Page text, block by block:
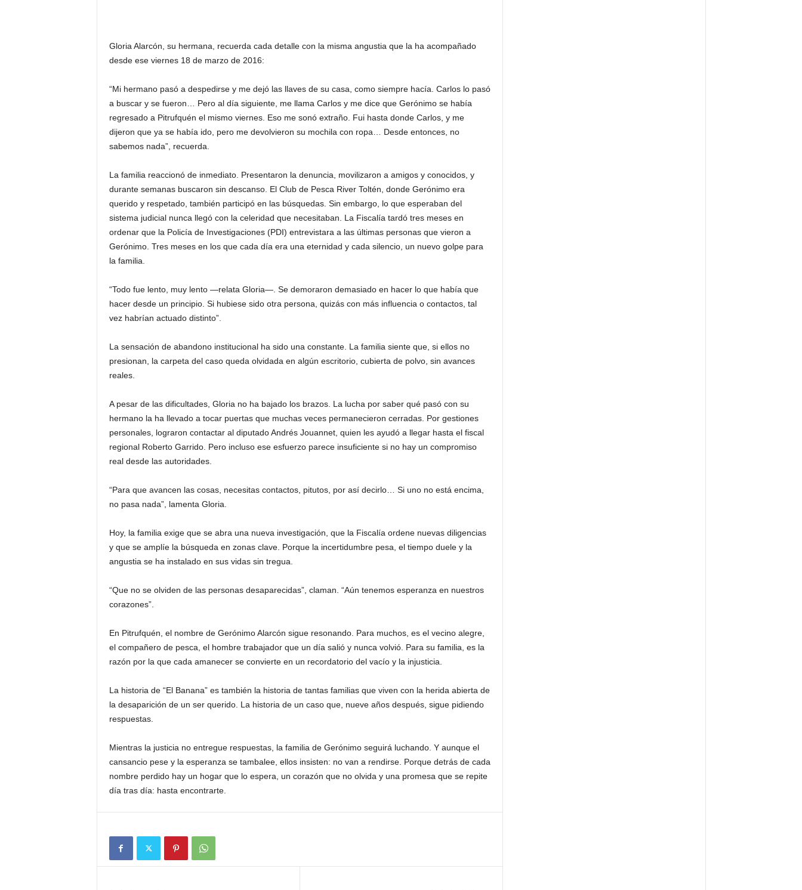
Gloria Alarcón, su hermana, recuerda cada detalle con la misma angustia que la ha acompañado
desde ese viernes 18 de marzo de 2016:
“Mi hermano pasó a despedirse y me dejó las llaves de su casa, como siempre hacía. Carlos lo pasó
a buscar y se fueron… Pero al día siguiente, me llama Carlos y me dice que Gerónimo se había
regresado a Pitrufquén el mismo viernes. Eso me sonó extraño. Fui hasta donde Carlos, y me
dijeron que ya se había ido, pero me devolvieron su mochila con ropa… Desde entonces, no
sabemos nada”, recuerda.
La familia reaccionó de inmediato. Presentaron la denuncia, movilizaron a amigos y conocidos, y
durante semanas buscaron sin descanso. El Club de Pesca River Toltén, donde Gerónimo era
querido y respetado, también participó en las búsquedas. Sin embargo, lo que esperaban del
sistema judicial nunca llegó con la celeridad que necesitaban. La Fiscalía tardó tres meses en
ordenar que la Policía de Investigaciones (PDI) entrevistara a las últimas personas que vieron a
Gerónimo. Tres meses en los que cada día era una eternidad y cada silencio, un nuevo golpe para
la familia.
“Todo fue lento, muy lento —relata Gloria—. Se demoraron demasiado en hacer lo que había que
hacer desde un principio. Si hubiese sido otra persona, quizás con más influencia o contactos, tal
vez habrían actuado distinto”.
La sensación de abandono institucional ha sido una constante. La familia siente que, si ellos no
presionan, la carpeta del caso queda olvidada en algún escritorio, cubierta de polvo, sin avances
reales.
A pesar de las dificultades, Gloria no ha bajado los brazos. La lucha por saber qué pasó con su
hermano la ha llevado a tocar puertas que muchas veces permanecieron cerradas. Por gestiones
personales, lograron contactar al diputado Andrés Jouannet, quien les ayudó a llegar hasta el fiscal
regional Roberto Garrido. Pero incluso ese esfuerzo parece insuficiente si no hay un compromiso
real desde las autoridades.
“Para que avancen las cosas, necesitas contactos, pitutos, por así decirlo… Si uno no está encima,
no pasa nada”, lamenta Gloria.
Hoy, la familia exige que se abra una nueva investigación, que la Fiscalía ordene nuevas diligencias
y que se amplíe la búsqueda en zonas clave. Porque la incertidumbre pesa, el tiempo duele y la
angustia se ha instalado en sus vidas sin tregua.
“Que no se olviden de las personas desaparecidas”, claman. “Aún tenemos esperanza en nuestros
corazones”.
En Pitrufquén, el nombre de Gerónimo Alarcón sigue resonando. Para muchos, es el vecino alegre,
el compañero de pesca, el hombre trabajador que un día salió y nunca volvió. Para su familia, es la
razón por la que cada amanecer se convierte en un recordatorio del vacío y la injusticia.
La historia de “El Banana” es también la historia de tantas familias que viven con la herida abierta de
la desaparición de un ser querido. La historia de un caso que, nueve años después, sigue pidiendo
respuestas.
Mientras la justicia no entregue respuestas, la familia de Gerónimo seguirá luchando. Y aunque el
cansancio pese y la esperanza se tambalee, ellos insisten: no van a rendirse. Porque detrás de cada
nombre perdido hay un hogar que lo espera, un corazón que no olvida y una promesa que se repite
día tras día: hasta encontrarte.